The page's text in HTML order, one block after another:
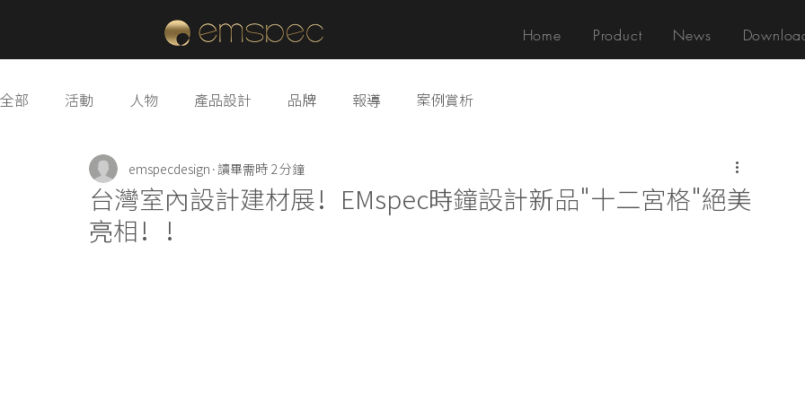
Home Product News
全部 活動 人物 產品設計 品牌 報導 案例賞析
台灣室內設計建材展！EMspec時鐘設計新品"十二宮格"絕美
亮相！！
emspecdesign 讀畢需時 2 分鐘